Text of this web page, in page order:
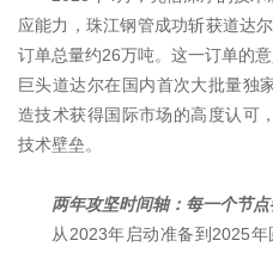
应能力，珠江钢管成功斩获道达
订单总量约26万吨。这一订单的
巨头道达尔在国内首次大批量独
造技术获得国际市场的高度认可
技术壁垒。
两年攻坚时间轴：每一个节
从2023年启动准备到2025